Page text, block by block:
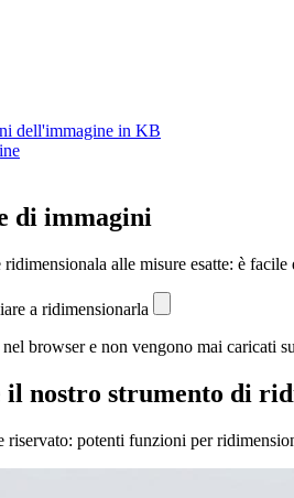
dell'immagine in KB
di immagini
alle misure esatte: è facile
a ridimensionarla
browser e non vengono mai caricati
nostro strumento di
riservato: potenti funzioni per